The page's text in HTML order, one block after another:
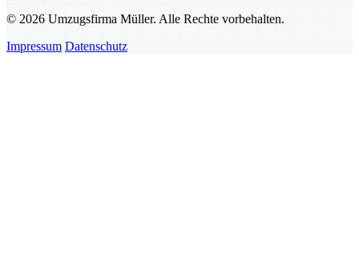
© 2026 Umzugsfirma Müller. Alle Rechte vorbehalten.
Impressum Datenschutz